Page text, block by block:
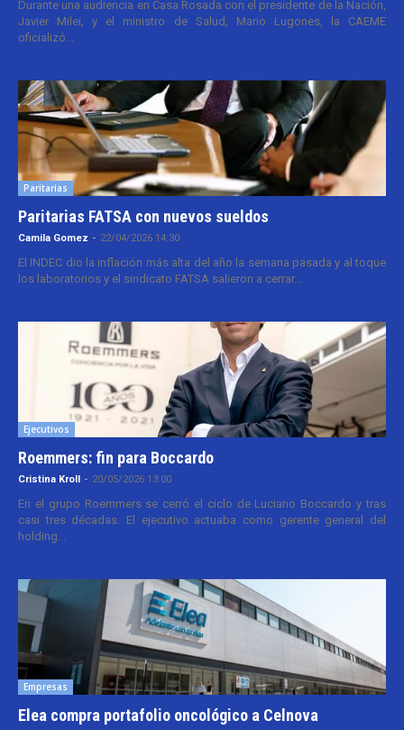
Durante una audiencia en Casa Rosada con el presidente de la Nación,
Javier Milei, y el ministro de Salud, Mario Lugones, la CAEME
oficializó...
Paritarias
Paritarias FATSA con nuevos sueldos
Camila Gomez - 22/04/2026 14:30
El INDEC dio la inflación más alta del año la semana pasada y al toque
los laboratorios y el sindicato FATSA salieron a cerrar...
Ejecutivos
Roemmers: fin para Boccardo
Cristina Kroll - 20/05/2026 13:00
En el grupo Roemmers se cerró el ciclo de Luciano Boccardo y tras
casi tres décadas. El ejecutivo actuaba como gerente general del
holding...
Empresas
Elea compra portafolio oncológico a Celnova